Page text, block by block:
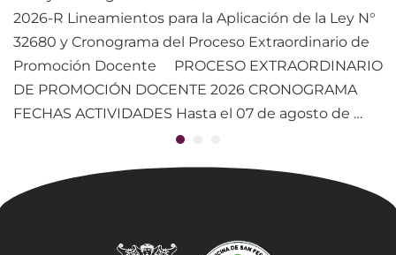
2026-R Lineamientos para la Aplicación de la Ley N°
32680 y Cronograma del Proceso Extraordinario de
Promoción Docente PROCESO EXTRAORDINARIO
DE PROMOCIÓN DOCENTE 2026 CRONOGRAMA
FECHAS ACTIVIDADES Hasta el 07 de agosto de …